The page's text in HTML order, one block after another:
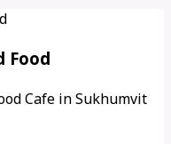
Food
Cafe in Sukhumvit